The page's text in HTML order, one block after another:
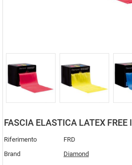
FASCIA ELASTICA LATEX FREE
Riferimento
FRD
Brand
Diamond